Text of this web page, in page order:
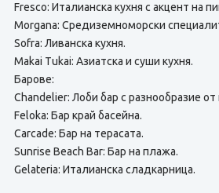
Fresco: Италианска кухня с акцент на
Morgana: Средиземноморски
Sofra: Ливанска кухня.
Makai Tukai: Азиатска и суши кухня.
Барове:
Chandelier: Лоби бар с разнообразие от
Feloka: Бар край басейна.
Carcade: Бар на терасата.
Sunrise Beach Bar: Бар на плажа.
Gelateria: Италианска сладкарница.